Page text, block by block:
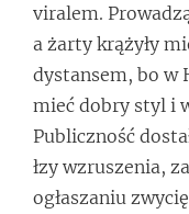
viralem.
a żarty krążyły
dystansem, bo w
mieć dobry styl i
Publiczność
łzy wzruszenia,
ogłaszaniu